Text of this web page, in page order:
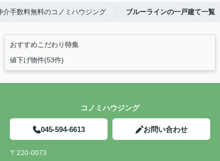
手数料無料のコノミハウジング ブルーラインの一戸建て一覧
おすすめこだわり特集
値下げ物件(53件)
コノミハウジング
045-594-6613 お問い合わせ
〒220-0073